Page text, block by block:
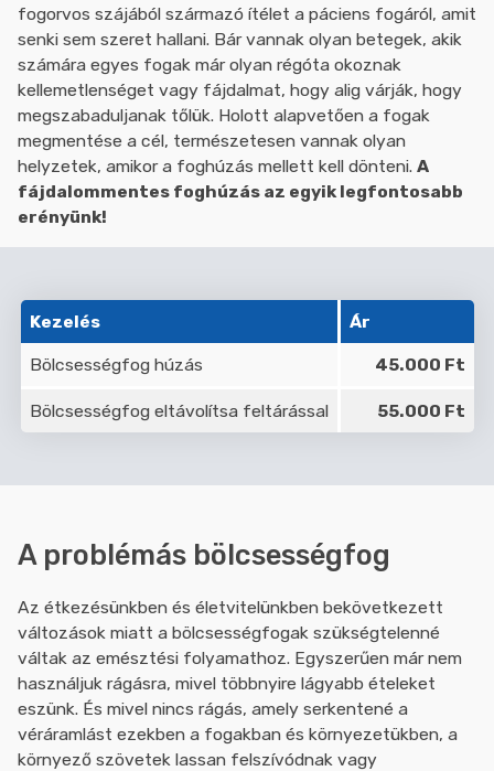
fogorvos szájából származó ítélet a páciens fogáról, amit
senki sem szeret hallani. Bár vannak olyan betegek, akik
számára egyes fogak már olyan régóta okoznak
kellemetlenséget vagy fájdalmat, hogy alig várják, hogy
megszabaduljanak tőlük. Holott alapvetően a fogak
megmentése a cél, természetesen vannak olyan
helyzetek, amikor a foghúzás mellett kell dönteni. A
fájdalommentes foghúzás az egyik legfontosabb
erényünk!
Kezelés Ár
Bölcsességfog húzás 45.000 Ft
Bölcsességfog eltávolítsa feltárással 55.000 Ft
A problémás bölcsességfog
Az étkezésünkben és életvitelünkben bekövetkezett
változások miatt a bölcsességfogak szükségtelenné
váltak az emésztési folyamathoz. Egyszerűen már nem
használjuk rágásra, mivel többnyire lágyabb ételeket
eszünk. És mivel nincs rágás, amely serkentené a
véráramlást ezekben a fogakban és környezetükben, a
környező szövetek lassan felszívódnak vagy